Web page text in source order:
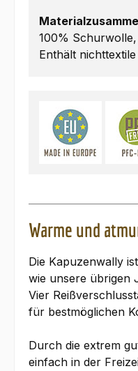
100%
Enthält
Warme und
Die Kapuzenwally
wie unsere übrigen
Vier
für bestmöglichen
Durch die extrem
einfach in der